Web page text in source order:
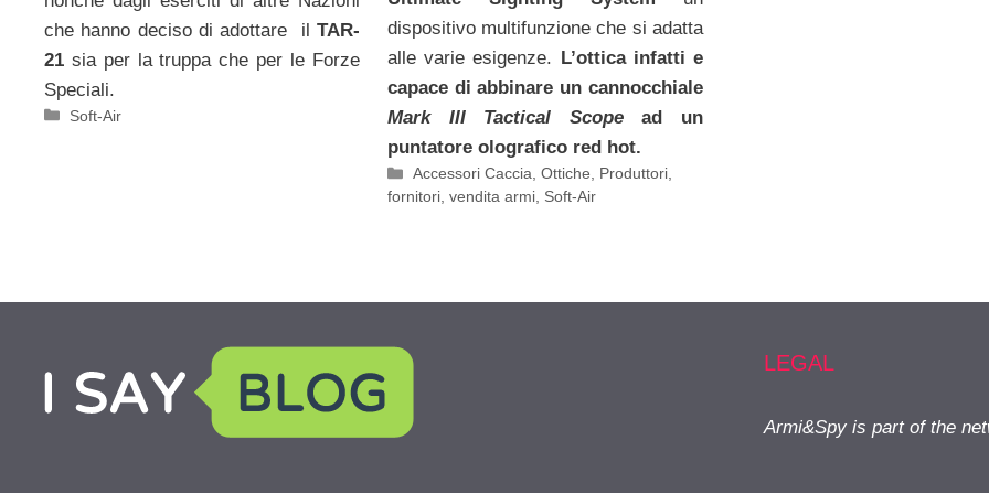
che hanno deciso di adottare il TAR-
21 sia per la truppa che per le Forze
Speciali.
Categorie
Soft-Air
dispositivo multifunzione che si adatta
alle varie esigenze.
L’ottica infatti e
capace di abbinare un cannocchiale
Mark III Tactical Scopead un
puntatore olografico red hot.
Categorie
Accessori Caccia ,Ottiche
Produttori,
fornitori, vendita armi, Soft-Air
LEGAL
Armi&Spy is part of the